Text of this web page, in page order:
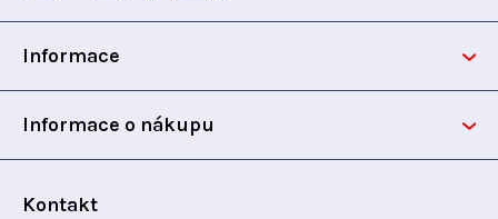
p
Informace
Informace o nákupu
Kontakt